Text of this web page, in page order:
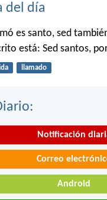
del día
es santo, sed
está: Sed santos,
llamado
Notificación
Correo
Android